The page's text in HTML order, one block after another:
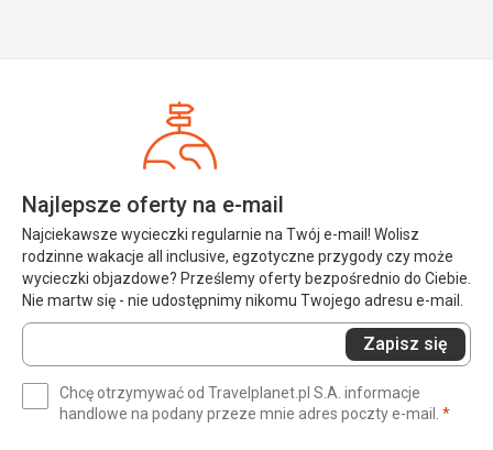
Najlepsze oferty na e-mail
Najciekawsze wycieczki regularnie na Twój e-mail! Wolisz
rodzinne wakacje all inclusive, egzotyczne przygody czy może
wycieczki objazdowe? Prześlemy oferty bezpośrednio do Ciebie.
Nie martw się - nie udostępnimy nikomu Twojego adresu e-mail.
Wprowadź
swój
(wymagane)
Zapisz się
Chcę otrzymywać od Travelplanet.pl S.A. informacje
handlowe na podany przeze mnie adres poczty e-mail. *